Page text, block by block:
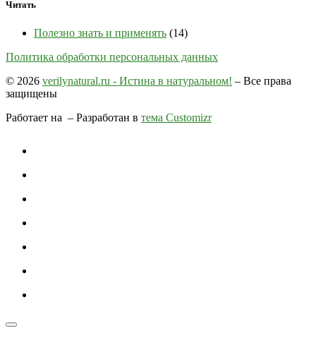
Читать
Полезно знать и применять (14)
Политика обработки персональных данных
© 2026 verilynatural.ru - Истина в натуральном! – Все права
защищены
Работает на – Разработан в тема Customizr